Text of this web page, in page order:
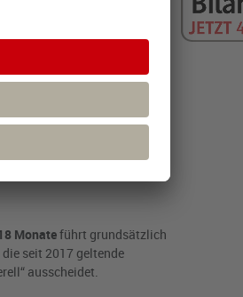
1 AÜG auf 18 Monate
zu
des
Monateführt grundsätzlich
seit 2017 geltende
ausscheidet.